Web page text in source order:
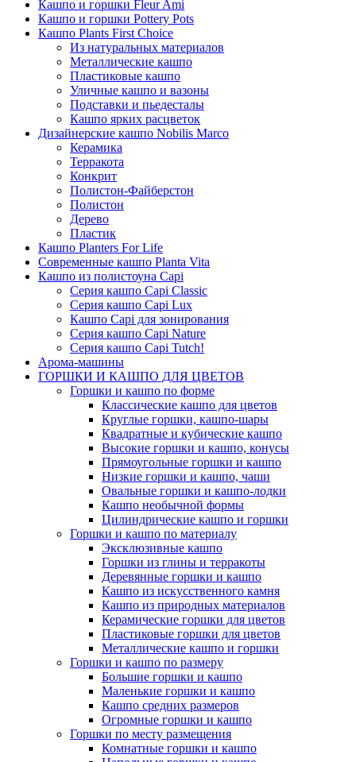
Кашпо и горшки Fleur Ami
Кашпо и горшки Pottery Pots
Кашпо Plants First Choice
Из натуральных материалов
Металлические кашпо
Пластиковые кашпо
Уличные кашпо и вазоны
Подставки и пьедесталы
Кашпо ярких расцветок
Дизайнерские кашпо Nobilis Marco
Керамика
Терракота
Конкрит
Полистон-Файберстон
Полистон
Дерево
Пластик
Кашпо Planters For Life
Современные кашпо Planta Vita
Кашпо из полистоуна Capi
Серия кашпо Capi Classic
Серия кашпо Capi Lux
Кашпо Capi для зонирования
Серия кашпо Capi Nature
Серия кашпо Capi Tutch!
Арома-машины
ГОРШКИ И КАШПО ДЛЯ ЦВЕТОВ
Горшки и кашпо по форме
Классические кашпо для цветов
Круглые горшки, кашпо-шары
Квадратные и кубические кашпо
Высокие горшки и кашпо, конусы
Прямоугольные горшки и кашпо
Низкие горшки и кашпо, чаши
Овальные горшки и кашпо-лодки
Кашпо необычной формы
Цилиндрические кашпо и горшки
Горшки и кашпо по материалу
Эксклюзивные кашпо
Горшки из глины и терракоты
Деревянные горшки и кашпо
Кашпо из искусственного камня
Кашпо из природных материалов
Керамические горшки для цветов
Пластиковые горшки для цветов
Металлические кашпо и горшки
Горшки и кашпо по размеру
Большие горшки и кашпо
Маленькие горшки и кашпо
Кашпо средних размеров
Огромные горшки и кашпо
Горшки по месту размещения
Комнатные горшки и кашпо